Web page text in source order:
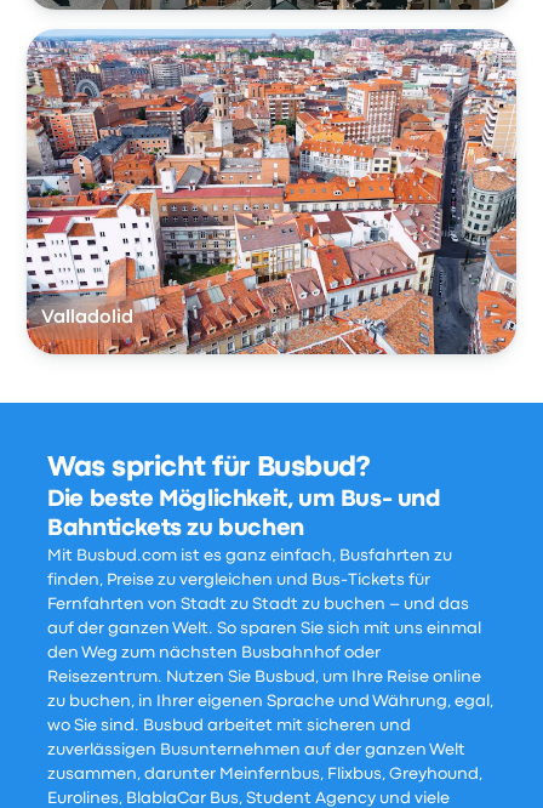
Valladolid
Was spricht für Busbud?
Die beste Möglichkeit, um Bus- und
Bahntickets zu buchen
Mit Busbud.com ist es ganz einfach, Busfahrten zu
finden, Preise zu vergleichen und Bus-Tickets für
Fernfahrten von Stadt zu Stadt zu buchen – und das
auf der ganzen Welt. So sparen Sie sich mit uns einmal
den Weg zum nächsten Busbahnhof oder
Reisezentrum. Nutzen Sie Busbud, um Ihre Reise online
zu buchen, in Ihrer eigenen Sprache und Währung, egal,
wo Sie sind. Busbud arbeitet mit sicheren und
zuverlässigen Busunternehmen auf der ganzen Welt
zusammen, darunter Meinfernbus, Flixbus, Greyhound,
Eurolines, BlablaCar Bus, Student Agency und viele